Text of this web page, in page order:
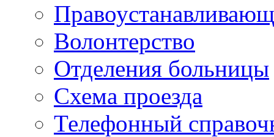
Волонтерство
Отделения больницы
Схема проезда
Телефонный